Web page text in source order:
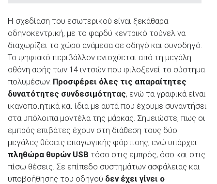
Η σχεδίαση του εσωτερικού είναι ξεκάθαρα
οδηγοκεντρική, με το φαρδύ κεντρικό τούνελ να
διαχωρίζει το χώρο ανάμεσα σε οδηγό και συνοδηγό.
Το ψηφιακό περιβάλλον ενισχύεται από τη μεγάλη
οθόνη αφής των 14 ιντσών που φιλοξενεί το σύστημα
πολυμέσων. Προσφέρει όλες τις απαραίτητες
δυνατότητες συνδεσιμότητας, ενώ τα γραφικά είναι
ικανοποιητικά και ίδια με αυτά που έχουμε συναντήσει
στα υπόλοιπα μοντέλα της μάρκας. Σημειώστε, πως οι
εμπρός επιβάτες έχουν στη διάθεση τους δύο
μεγάλες θέσεις επαγωγικής φόρτισης, ενώ υπάρχει
πληθώρα θυρών USB τόσο στις εμπρός, όσο και στις
πίσω θέσεις. Σε επίπεδο συστημάτων ασφάλειας και
υποβοήθησης του οδηγού δεν έχει γίνει ο